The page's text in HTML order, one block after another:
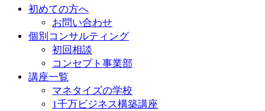
初めての方へ
お問い合わせ
個別コンサルティング
初回相談
コンセプト事業部
講座一覧
マネタイズの学校
1千万ビジネス構築講座